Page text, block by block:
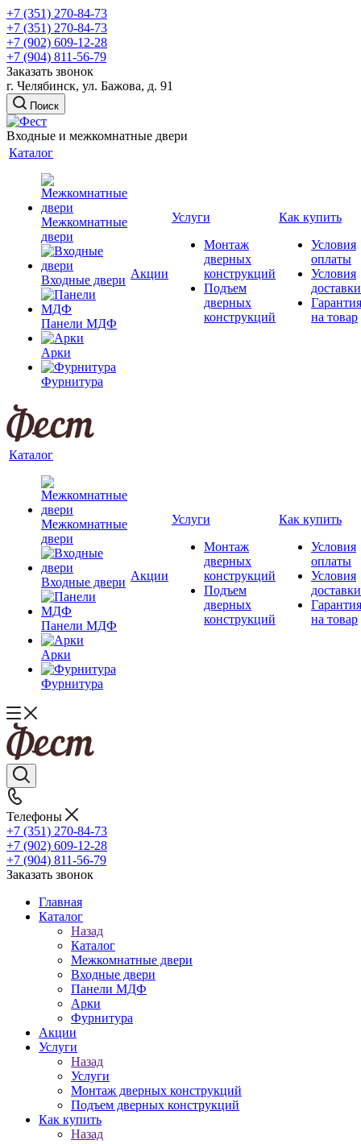
+7 (351) 270-84-73
+7 (351) 270-84-73
+7 (902) 609-12-28
+7 (904) 811-56-79
Заказать звонок
г. Челябинск, ул. Бажова, д. 91
Поиск
Входные и межкомнатные двери
Каталог
Межкомнатные
двери
Входные двери
Панели МДФ
Арки
Фурнитура
Акции
Услуги
Монтаж
дверных
конструкций
Подъем
дверных
конструкций
Как купить
Условия
оплаты
Условия
доставки
Гарантия
на товар
Каталог
Межкомнатные
двери
Входные двери
Панели МДФ
Арки
Фурнитура
Акции
Услуги
Монтаж
дверных
конструкций
Подъем
дверных
конструкций
Как купить
Условия
оплаты
Условия
доставки
Гарантия
на товар
Телефоны
+7 (351) 270-84-73
+7 (902) 609-12-28
+7 (904) 811-56-79
Заказать звонок
Главная
Каталог
Назад
Каталог
Межкомнатные двери
Входные двери
Панели МДФ
Арки
Фурнитура
Акции
Услуги
Назад
Услуги
Монтаж дверных конструкций
Подъем дверных конструкций
Как купить
Назад